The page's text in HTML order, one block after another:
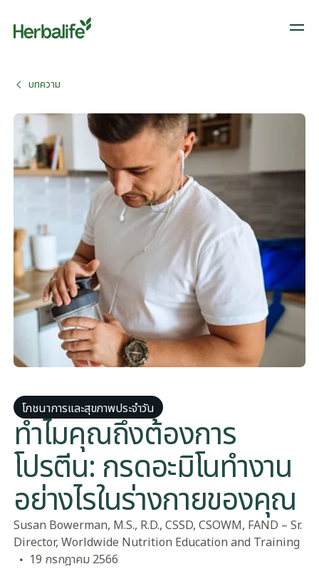
บทความ
โภชนาการและสุขภาพประจําวัน
ทําไมคุณถึงต้องการ
โปรตีน: กรดอะมิโนทํางาน
อย่างไรในร่างกายของคุณ
Susan Bowerman, M.S., R.D., CSSD, CSOWM, FAND – Sr.
Director, Worldwide Nutrition Education and Training
19 กรกฎาคม 2566